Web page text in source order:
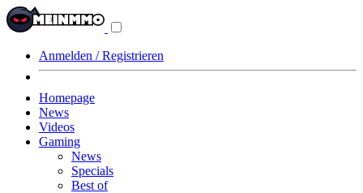
Anmelden / Registrieren
Homepage
News
Videos
Gaming
News
Specials
Best of